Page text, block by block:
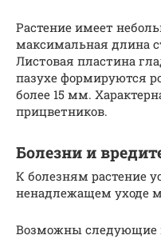
Растение имеет
максимальная длина
Листовая пластина
пазухе формируются
более 15 мм.
прицветников.
Болезни и
К болезням растение
ненадлежащем уходе
Возможны следующие